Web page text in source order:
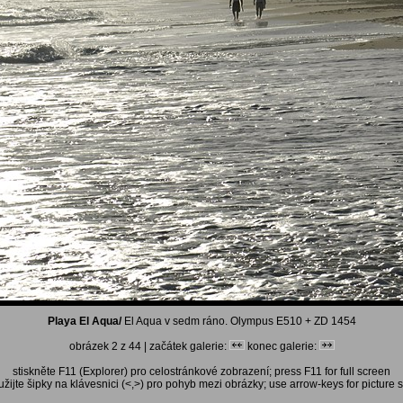
Playa El Aqua/El Aqua v sedm ráno. Olympus E510 + ZD 1454
obrázek 2 z 44 | začátek galerie:
konec galerie:
stiskněte F11 (Explorer) pro celostránkové zobrazení; press F11 for full screen
šipky na klávesnici (<,>) pro pohyb mezi obrázky; use arrow-keys for picture